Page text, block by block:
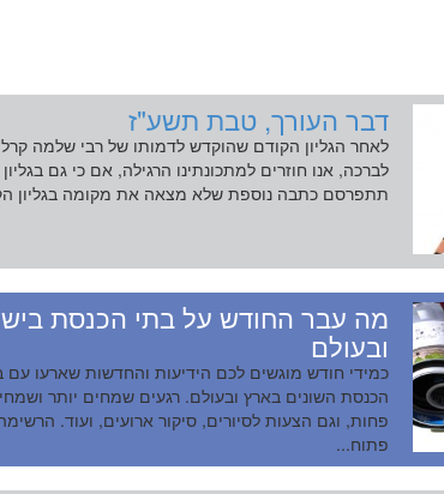
דבר העורך, טבת תשע"ז
לאחר הגליון הקודם שהוקדש לדמותו של רבי שלמה
לברכה, אנו חוזרים למתכונתינו הרגילה, אם כי גם
תתפרסם כתבה נוספת שלא מצאה את מקומה בגליון
מה עבר החודש על בתי הכנסת
ובעולם
כמידי חודש מוגשים לכם הידיעות והחדשות שארעו עם
הכנסת השונים בארץ ובעולם. רגעים שמחים יותר
פחות, וגם הצעות לסיורים, סיקור ארועים, ועוד.
פתוח...